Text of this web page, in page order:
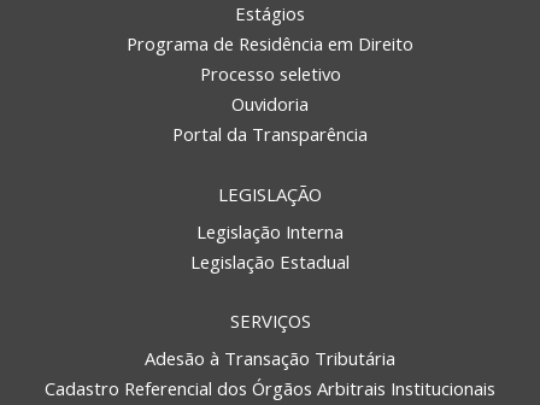
Estágios
Programa de Residência em Direito
Processo seletivo
Ouvidoria
Portal da Transparência
LEGISLAÇÃO
Legislação Interna
Legislação Estadual
SERVIÇOS
Adesão à Transação Tributária
Cadastro Referencial dos Órgãos Arbitrais Institucionais